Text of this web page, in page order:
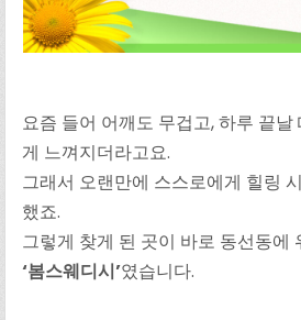
요즘 들어 어깨도 무겁고, 하루 끝
게 느껴지더라고요.
그래서 오랜만에 스스로에게 힐링
했죠.
그렇게 찾게 된 곳이 바로 동선동에
‘봄스웨디시’였습니다.